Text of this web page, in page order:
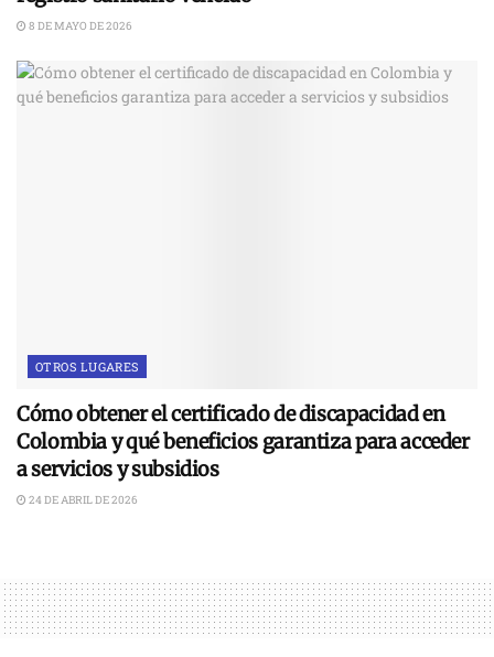
8 DE MAYO DE 2026
OTROS LUGARES
Cómo obtener el certificado de discapacidad en
Colombia y qué beneficios garantiza para acceder
a servicios y subsidios
24 DE ABRIL DE 2026